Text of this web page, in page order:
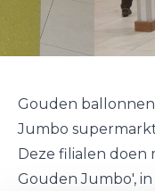
Gouden
Jumbo
Deze filialen doen
Gouden Jumbo',